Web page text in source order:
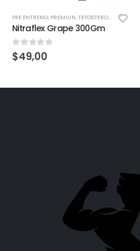
PRE ENTRENO, PREMIUN,TETOSTERONA
Nitraflex Grape 300Gm
0out of 5
$49,00